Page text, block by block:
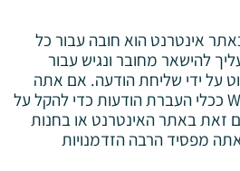
אינטרנט הוא חובה עבור כל
להישאר מחובר ונגיש עבור
על ידי שליחת הודעה. אם אתה
רק משתמש ב-WhatsApp ככלי העברת הודעות כדי להקל על
זאת באתר האינטרנט או בחנות
מפסיד הרבה הזדמנויות